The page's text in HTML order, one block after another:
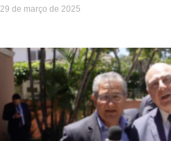
29 de março de 2025